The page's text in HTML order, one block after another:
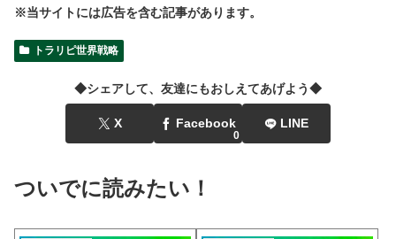
※当サイトには広告を含む記事があります。
トラリピ世界戦略
◆シェアして、友達にもおしえてあげよう◆
X Facebook
0
LINE
ついでに読みたい！